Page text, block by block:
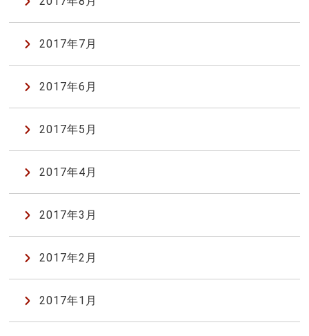
2017年7月
2017年6月
2017年5月
2017年4月
2017年3月
2017年2月
2017年1月